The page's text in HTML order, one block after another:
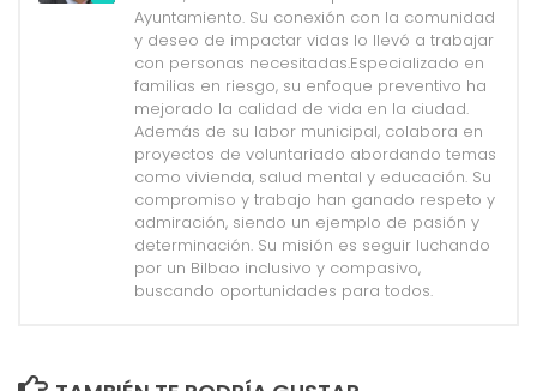
Ayuntamiento. Su conexión con la comunidad
y deseo de impactar vidas lo llevó a trabajar
con personas necesitadas.Especializado en
familias en riesgo, su enfoque preventivo ha
mejorado la calidad de vida en la ciudad.
Además de su labor municipal, colabora en
proyectos de voluntariado abordando temas
como vivienda, salud mental y educación. Su
compromiso y trabajo han ganado respeto y
admiración, siendo un ejemplo de pasión y
determinación. Su misión es seguir luchando
por un Bilbao inclusivo y compasivo,
buscando oportunidades para todos.